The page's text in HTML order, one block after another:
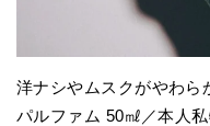
洋ナシやムスクがやわら
パルファム 50㎖／本人